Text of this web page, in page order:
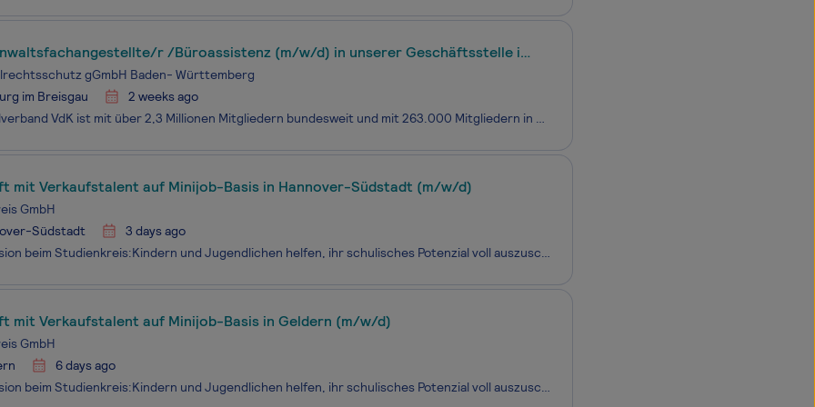
r /Büroassistenz (m/w/d) in unserer Geschäftsstelle in
Teilzeit 50%gGmbH Baden- Württemberg
im Breisgau
2 weeks ago
Der Sozialverband VdK ist mit über 2,3 Millionen Mitgliedern bundesweit und mit 263.000 Mitgliedern in Baden-Württemberg der größte gemeinnützige, überparteiliche Sozialverband in Deutschland. Er vertritt die gesellschaftlichen, politischen und rechtlichen Interessen von Menschen mit Behinderungen,
mit Verkaufstalent auf Minijob-Basis in Hannover-Südstadt (m/w/d)
GmbH
Südstadt
3 days ago
Deine Mission beim Studienkreis:Kindern und Jugendlichen helfen, ihr schulisches Potenzial voll auszuschöpfen und erfolgreich ins Leben zu starten. In deiner Rolle gestaltest du aktiv mit:Du bist Herzstück & Wachstumstreiber: Als erste Anlaufstelle für Familien organisierst du nicht nur den S
mit Verkaufstalent auf Minijob-Basis in Geldern (m/w/d)
GmbH
6 days ago
Deine Mission beim Studienkreis:Kindern und Jugendlichen helfen, ihr schulisches Potenzial voll auszuschöpfen und erfolgreich ins Leben zu starten. In deiner Rolle gestaltest du aktiv mit:Du bist Herzstück & Wachstumstreiber: Als erste Anlaufstelle für Familien organisierst du nicht nur den S